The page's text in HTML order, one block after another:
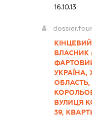
16.10.13
ВЛАСНИК
ВУЛИЦЯ
39,